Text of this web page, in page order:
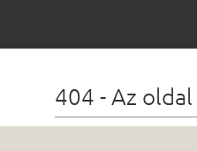
404 - Az